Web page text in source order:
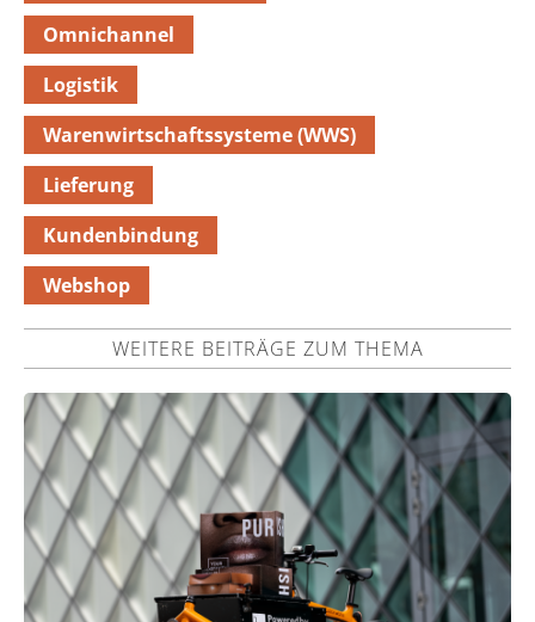
Omnichannel
Logistik
Warenwirtschaftssysteme (WWS)
Lieferung
Kundenbindung
Webshop
WEITERE BEITRÄGE ZUM THEMA